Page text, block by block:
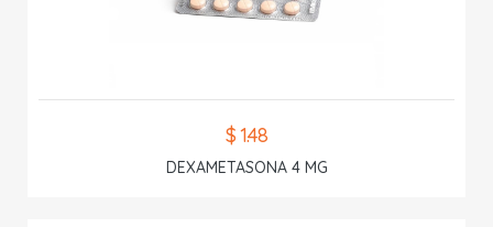
$ 1.48
DEXAMETASONA 4 MG